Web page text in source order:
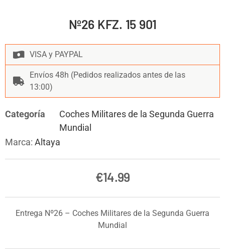
Nº26 KFZ. 15 901
VISA y PAYPAL
Envíos 48h (Pedidos realizados antes de las
13:00)
Categoría
Coches Militares de la Segunda Guerra
Mundial
Marca: Altaya
€14.99
Entrega Nº26 – Coches Militares de la Segunda Guerra
Mundial